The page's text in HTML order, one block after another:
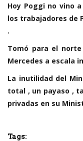
Hoy Poggi no vino
los trabajadores de
.
Tomó para el
Mercedes a escala
La inutilidad del
total , un payaso ,
privadas en su
Tags: